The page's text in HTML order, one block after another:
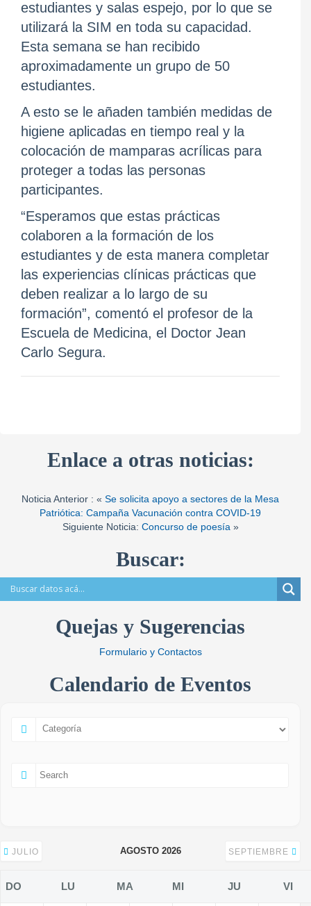
estudiantes y salas espejo, por lo que se
utilizará la SIM en toda su capacidad.
Esta semana se han recibido
aproximadamente un grupo de 50
estudiantes.
A esto se le añaden también medidas de
higiene aplicadas en tiempo real y la
colocación de mamparas acrílicas para
proteger a todas las personas
participantes.
“Esperamos que estas prácticas
colaboren a la formación de los
estudiantes y de esta manera completar
las experiencias clínicas prácticas que
deben realizar a lo largo de su
formación”, comentó el profesor de la
Escuela de Medicina, el Doctor Jean
Carlo Segura.
Enlace a otras noticias:
Noticia Anterior : « Se solicita apoyo a sectores de la Mesa
Patriótica: Campaña Vacunación contra COVID-19
Siguiente Noticia: Concurso de poesía »
Buscar:
Quejas y Sugerencias
Formulario y Contactos
Calendario de Eventos
JULIO AGOSTO 2026 SEPTIEMBRE
DO LU MA MI JU VI